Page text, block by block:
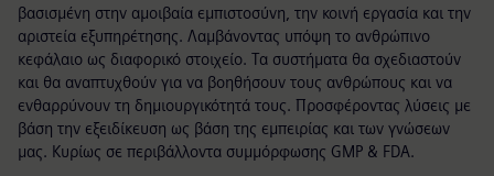
βασισμένη στην αμοιβαία εμπιστοσύνη, την κοινή εργασία και την
αριστεία εξυπηρέτησης. Λαμβάνοντας υπόψη το ανθρώπινο
κεφάλαιο ως διαφορικό στοιχείο. Τα συστήματα θα σχεδιαστούν
και θα αναπτυχθούν για να βοηθήσουν τους ανθρώπους και να
ενθαρρύνουν τη δημιουργικότητά τους. Προσφέροντας λύσεις με
βάση την εξειδίκευση ως βάση της εμπειρίας και των γνώσεων
μας. Κυρίως σε περιβάλλοντα συμμόρφωσης GMP & FDA.